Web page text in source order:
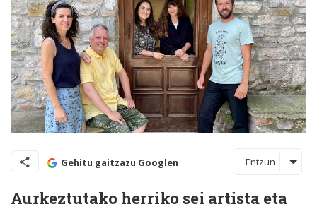
Gehitu gaitzazu Googlen Entzun
Aurkeztutako herriko sei artista eta